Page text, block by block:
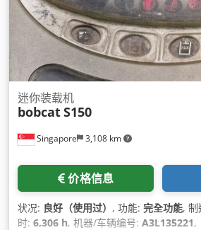
Singapore 3,108 km
迷你装载机
bobcatS150
价格信息
状况: 良好（使用过） , 功能: 完全功能, 制
时: 6,306 h, 机器/车辆编号: A3L135221,